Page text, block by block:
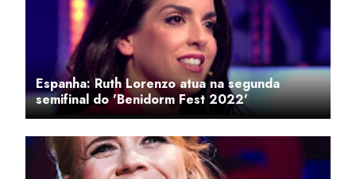
Espanha: Ruth Lorenzo atua na segunda
semifinal do 'Benidorm Fest 2022'